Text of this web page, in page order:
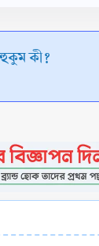
কী?